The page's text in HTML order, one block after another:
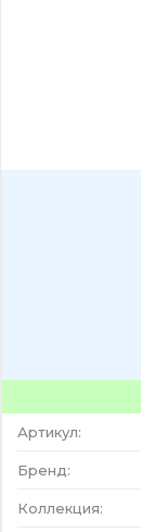
Артикул:
Бренд:
Коллекция: